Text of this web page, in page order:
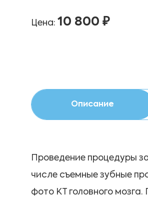
Цена: 10 800 ₽
Описание
Проведение процедуры
числе съемные зубные
фото КТ головного